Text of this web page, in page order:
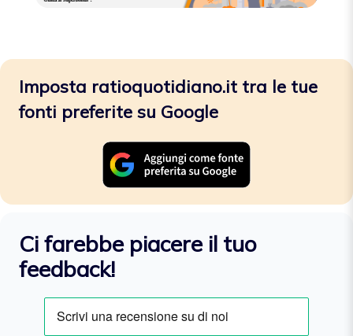
Imposta ratioquotidiano.it tra le tue
fonti preferite su Google
Ci farebbe piacere il tuo
feedback!